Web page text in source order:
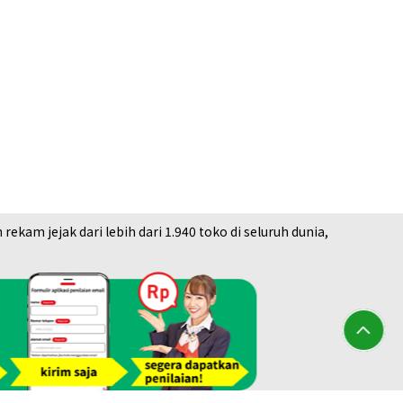
ring
Buyback
jejak dari lebih dari 1.940 toko di seluruh dunia,